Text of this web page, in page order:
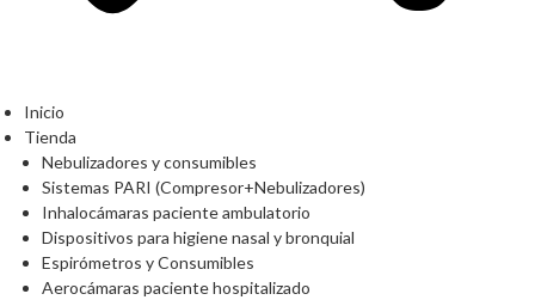
Inicio
Tienda
Nebulizadores y consumibles
Sistemas PARI (Compresor+Nebulizadores)
Inhalocámaras paciente ambulatorio
Dispositivos para higiene nasal y bronquial
Espirómetros y Consumibles
Aerocámaras paciente hospitalizado